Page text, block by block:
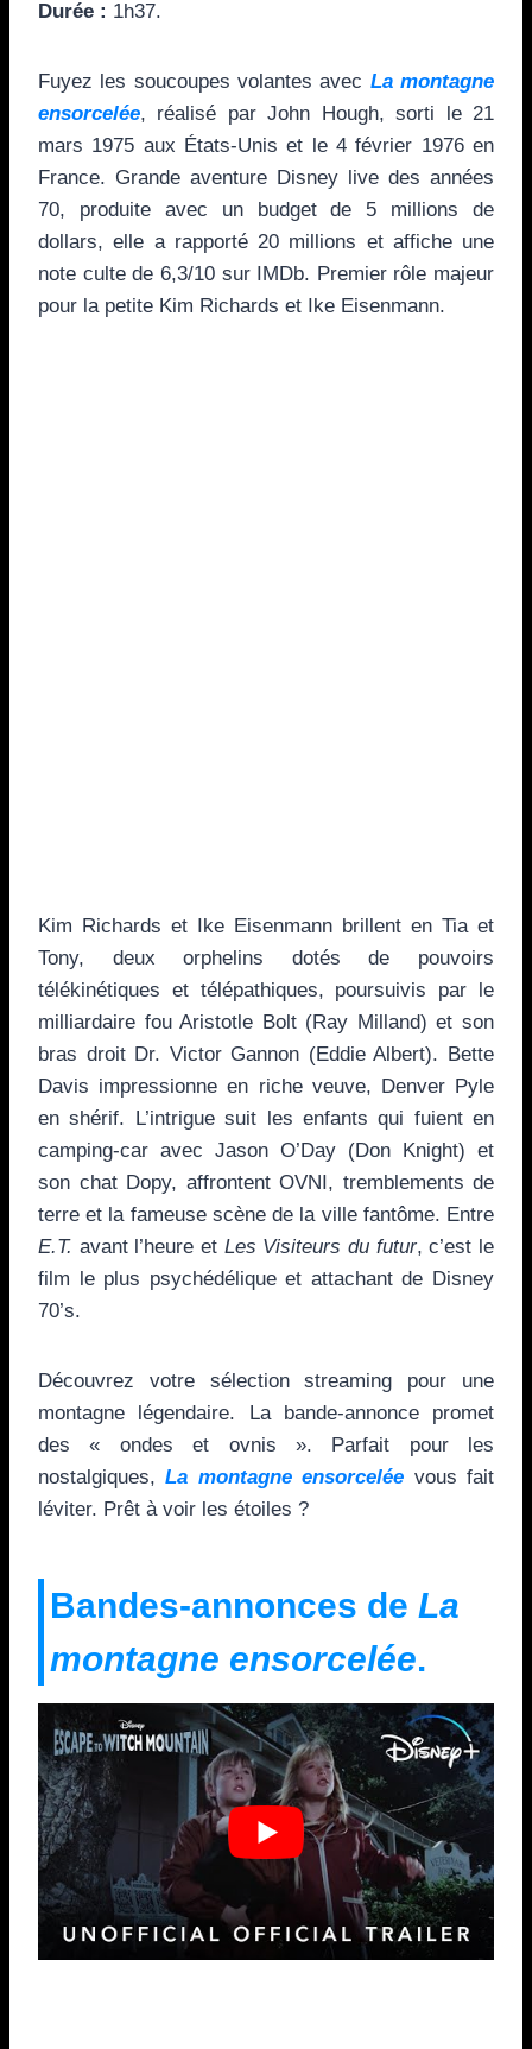
Durée : 1h37.
Fuyez les soucoupes volantes avec La montagne
ensorcelée, réalisé par John Hough, sorti le 21
mars 1975 aux États-Unis et le 4 février 1976 en
France. Grande aventure Disney live des années
70, produite avec un budget de 5 millions de
dollars, elle a rapporté 20 millions et affiche une
note culte de 6,3/10 sur IMDb. Premier rôle majeur
pour la petite Kim Richards et Ike Eisenmann.
Kim Richards et Ike Eisenmann brillent en Tia et
Tony, deux orphelins dotés de pouvoirs
télékinétiques et télépathiques, poursuivis par le
milliardaire fou Aristotle Bolt (Ray Milland) et son
bras droit Dr. Victor Gannon (Eddie Albert). Bette
Davis impressionne en riche veuve, Denver Pyle
en shérif. L’intrigue suit les enfants qui fuient en
camping-car avec Jason O’Day (Don Knight) et
son chat Dopy, affrontent OVNI, tremblements de
terre et la fameuse scène de la ville fantôme. Entre
E.T. avant l’heure et Les Visiteurs du futur, c’est le
film le plus psychédélique et attachant de Disney
70’s.
Découvrez votre sélection streaming pour une
montagne légendaire. La bande-annonce promet
des « ondes et ovnis ». Parfait pour les
nostalgiques,La montagne ensorcelée vous fait
léviter. Prêt à voir les étoiles ?
Bandes-annonces de La
montagne ensorcelée.